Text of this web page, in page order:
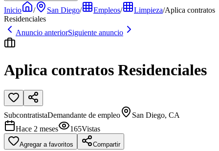
Inicio / San Diego/ Empleos/ Limpieza/Aplica contratos
Residenciales
Anuncio anteriorSiguiente anuncio
Aplica contratos Residenciales
SubcontratistaDemandante de empleo
San Diego, CA
Hace 2 meses
165Vistas
Agregar a favoritos Compartir